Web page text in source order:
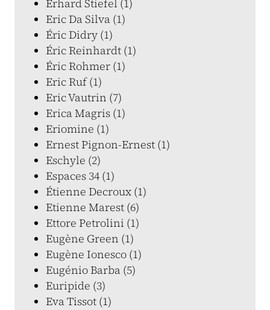
Erhard Stiefel (1)
Eric Da Silva (1)
Éric Didry (1)
Éric Reinhardt (1)
Éric Rohmer (1)
Eric Ruf (1)
Eric Vautrin (7)
Erica Magris (1)
Eriomine (1)
Ernest Pignon-Ernest (1)
Eschyle (2)
Espaces 34 (1)
Étienne Decroux (1)
Etienne Marest (6)
Ettore Petrolini (1)
Eugène Green (1)
Eugène Ionesco (1)
Eugénio Barba (5)
Euripide (3)
Eva Tissot (1)